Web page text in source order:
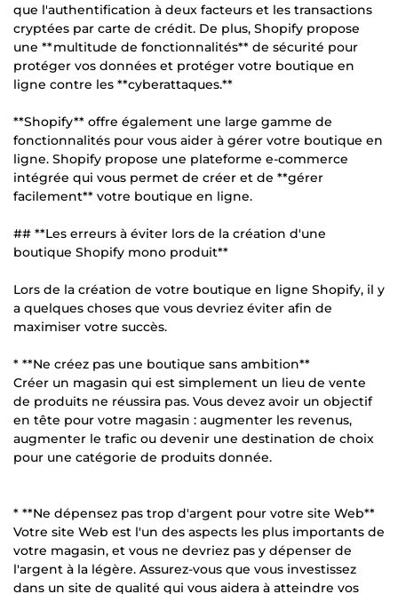
que l'authentification à deux facteurs et les transactions
cryptées par carte de crédit. De plus, Shopify propose
une **multitude de fonctionnalités** de sécurité pour
protéger vos données et protéger votre boutique en
ligne contre les **cyberattaques.**
**Shopify** offre également une large gamme de
fonctionnalités pour vous aider à gérer votre boutique en
ligne. Shopify propose une plateforme e-commerce
intégrée qui vous permet de créer et de **gérer
facilement** votre boutique en ligne.
## **Les erreurs à éviter lors de la création d'une
boutique Shopify mono produit**
Lors de la création de votre boutique en ligne Shopify, il y
a quelques choses que vous devriez éviter afin de
maximiser votre succès.
* **Ne créez pas une boutique sans ambition**
Créer un magasin qui est simplement un lieu de vente
de produits ne réussira pas. Vous devez avoir un objectif
en tête pour votre magasin : augmenter les revenus,
augmenter le trafic ou devenir une destination de choix
pour une catégorie de produits donnée.
* **Ne dépensez pas trop d'argent pour votre site Web**
Votre site Web est l'un des aspects les plus importants de
votre magasin, et vous ne devriez pas y dépenser de
l'argent à la légère. Assurez-vous que vous investissez
dans un site de qualité qui vous aidera à atteindre vos